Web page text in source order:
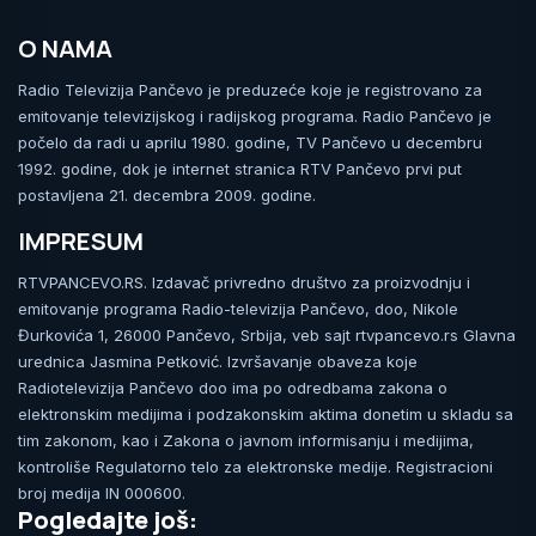
O NAMA
Radio Televizija Pančevo je preduzeće koje je registrovano za
emitovanje televizijskog i radijskog programa. Radio Pančevo je
počelo da radi u aprilu 1980. godine, TV Pančevo u decembru
1992. godine, dok je internet stranica RTV Pančevo prvi put
postavljena 21. decembra 2009. godine.
IMPRESUM
RTVPANCEVO.RS. Izdavač privredno društvo za proizvodnju i
emitovanje programa Radio-televizija Pančevo, doo, Nikole
Đurkovića 1, 26000 Pančevo, Srbija, veb sajt rtvpancevo.rs Glavna
urednica Jasmina Petković. Izvršavanje obaveza koje
Radiotelevizija Pančevo doo ima po odredbama zakona o
elektronskim medijima i podzakonskim aktima donetim u skladu sa
tim zakonom, kao i Zakona o javnom informisanju i medijima,
kontroliše Regulatorno telo za elektronske medije. Registracioni
broj medija IN 000600.
Pogledajte još: